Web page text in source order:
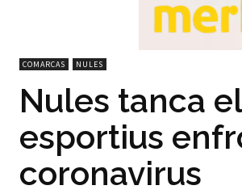
COMARCAS NULES
Nules tanca
esportius
coronavirus